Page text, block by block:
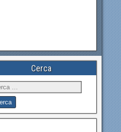
Cerca